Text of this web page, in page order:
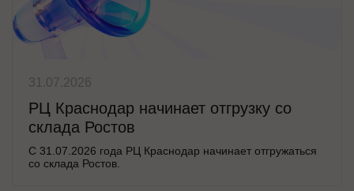
31.07.2026
РЦ Краснодар начинает отгрузку со
склада Ростов
С 31.07.2026 года РЦ Краснодар начинает отгружаться
со склада Ростов.